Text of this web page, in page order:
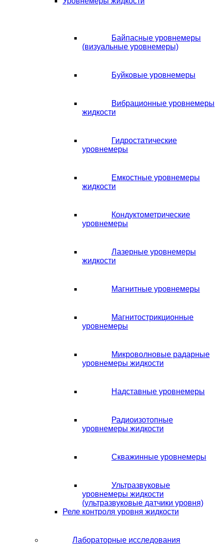
Байпасные уровнемеры
(визуальные уровнемеры)
Буйковые уровнемеры
Вибрационные уровнемеры
жидкости
Гидростатические
уровнемеры
Емкостные уровнемеры
жидкости
Кондуктометрические
уровнемеры
Лазерные уровнемеры
жидкости
Магнитные уровнемеры
Магнитострикционные
уровнемеры
Микроволновые радарные
уровнемеры жидкости
Надставные уровнемеры
Радиоизотопные
уровнемеры жидкости
Скважинные уровнемеры
Ультразвуковые
уровнемеры жидкости
(ультразвуковые датчики уровня)
Реле контроля уровня жидкости
Лабораторные исследования